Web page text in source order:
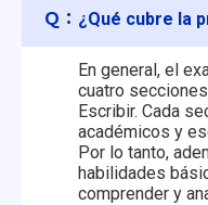
Ｑ： ¿Qué cubre la
En general, el
cuatro
Escribir. Cada
académicos y
Por lo tanto,
habilidades
comprender y